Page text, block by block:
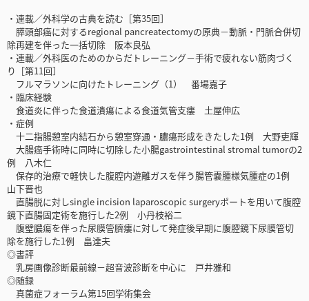
・連載／外科学の古典を読む［第35回］
膵頭部癌に対するregional pancreatectomyの原典－動脈・門脈合併切
除再建を伴った一括切除 阪本良弘
・連載／外科医のためのからだトレーニング－手術で疲れない筋肉づく
り［第11回］
フルマラソンに向けたトレーニング（1） 番場嘉子
・臨床経験
食道炎に伴った食道潰瘍による食道気管支瘻 土屋伸広
・症例
十二指腸憩室内結石から憩室穿通・膿瘍形成をきたした1例 大野吏輝
大腸癌手術時に同時に切除した小腸gastrointestinal stromal tumorの2
例 八木仁
保存的治療で軽快した腹腔内遊離ガスを伴う腸管嚢腫様気腫症の1例
山下晋也
直腸脱に対しsingle incision laparoscopic surgeryポートを用いて腹腔
鏡下直腸固定術を施行した2例 小丹枝裕二
腹壁膿瘍を伴った尿膜管臍瘻に対して発症後早期に腹腔鏡下尿膜管切
除を施行した1例 畠達夫
◎書評
乳房画像診断最前線－超音波診断を中心に 戸井雅和
◎随録
真菌症フォーラム第15回学術集会